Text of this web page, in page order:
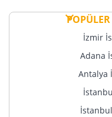
İzmir
Adana
Antalya